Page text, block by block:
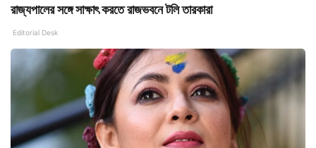
রাজ্যপালের সঙ্গে সাক্ষাৎ করতে রাজভবনে টলি তারকারা
Editorial Desk